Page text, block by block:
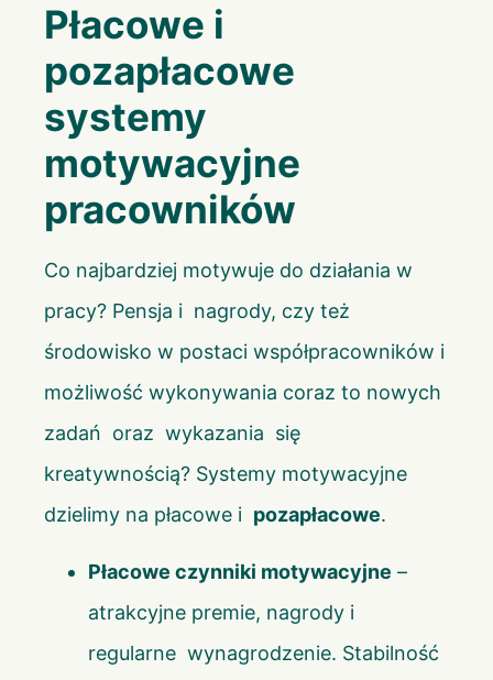
Płacowe i
pozapłacowe
systemy
motywacyjne
pracowników
Co najbardziej motywuje do działania w
pracy? Pensja i nagrody, czy też
środowisko w postaci współpracowników i
możliwość wykonywania coraz to nowych
zadań oraz wykazania się
kreatywnością? Systemy motywacyjne
dzielimy na płacowe i pozapłacowe.
Płacowe czynniki motywacyjne –
atrakcyjne premie, nagrody i
regularne wynagrodzenie. Stabilność